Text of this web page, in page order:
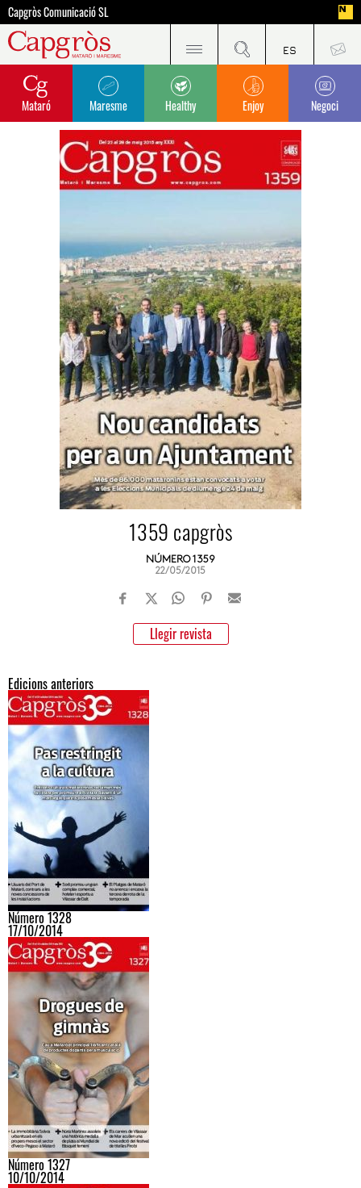
Capgròs Comunicació SL
Mataró Maresme Healthy Enjoy Negoci
1359 capgròs
NÚMERO 1359
22/05/2015
Llegir revista
Edicions anteriors
Número 1328
17/10/2014
Número 1327
10/10/2014